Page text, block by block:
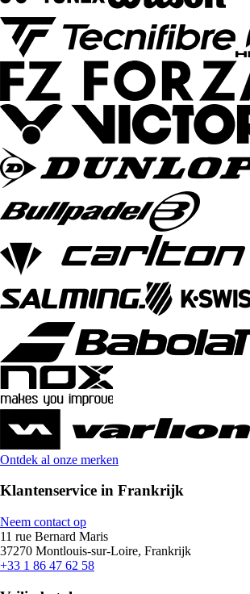
Ontdek al onze merken
Klantenservice in Frankrijk
Neem contact op
11 rue Bernard Maris
37270 Montlouis-sur-Loire, Frankrijk
+33 1 86 47 62 58